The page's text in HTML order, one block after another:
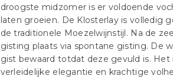
droogste midzomer is er voldoende
laten groeien. De Klosterlay is volledig
de traditionele Moezelwijnstijl. Na de
gisting plaats via spontane gisting. De
gist bewaard totdat deze gevuld is. Het
verleidelijke elegantie en krachtige